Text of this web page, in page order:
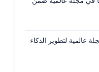
عالمية لتطوير الذكاء